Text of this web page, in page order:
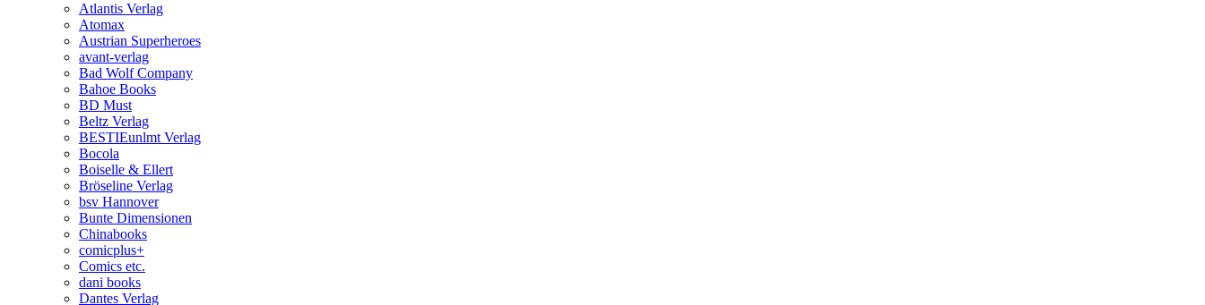
Atlantis Verlag
Atomax
Austrian Superheroes
avant-verlag
Bad Wolf Company
Bahoe Books
BD Must
Beltz Verlag
BESTIEunlmt Verlag
Bocola
Boiselle & Ellert
Bröseline Verlag
bsv Hannover
Bunte Dimensionen
Chinabooks
comicplus+
Comics etc.
dani books
Dantes Verlag